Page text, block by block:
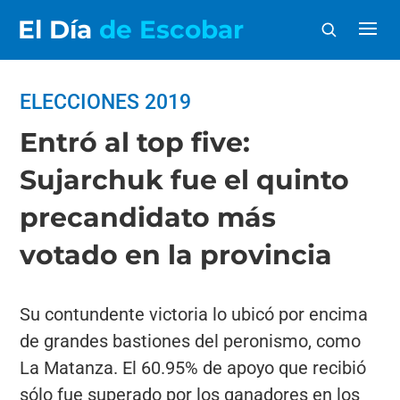
El Día de Escobar
ELECCIONES 2019
Entró al top five:
Sujarchuk fue el quinto
precandidato más
votado en la provincia
Su contundente victoria lo ubicó por encima
de grandes bastiones del peronismo, como
La Matanza. El 60.95% de apoyo que recibió
sólo fue superado por los ganadores en los